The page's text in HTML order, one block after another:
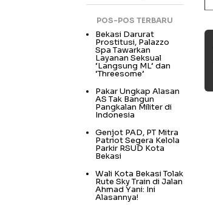
POS-POS TERBARU
Bekasi Darurat
Prostitusi, Palazzo
Spa Tawarkan
Layanan Seksual
‘Langsung ML’ dan
‘Threesome’
Pakar Ungkap Alasan
AS Tak Bangun
Pangkalan Militer di
Indonesia
Genjot PAD, PT Mitra
Patriot Segera Kelola
Parkir RSUD Kota
Bekasi
Wali Kota Bekasi Tolak
Rute Sky Train di Jalan
Ahmad Yani: Ini
Alasannya!